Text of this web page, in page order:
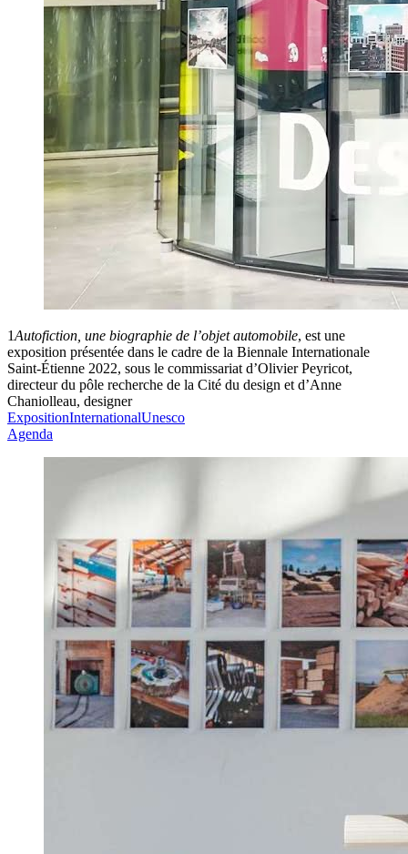
1Autofiction, une biographie de l’objet automobile, est une
exposition présentée dans le cadre de la Biennale Internationale
Saint-Étienne 2022, sous le commissariat d’Olivier Peyricot,
directeur du pôle recherche de la Cité du design et d’Anne
Chaniolleau, designer
ExpositionInternationalUnesco
Agenda